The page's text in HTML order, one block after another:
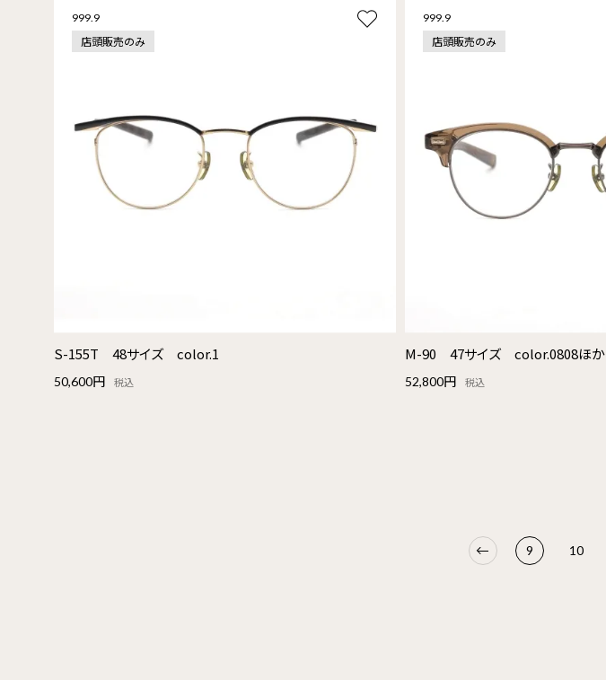
999.9
店頭販売のみ
S-155T 48サイズ color.1
50,600円 税込
999.9
店頭販売のみ
M-90 47サイズ color.0808ほか
52,800円 税込
9 10